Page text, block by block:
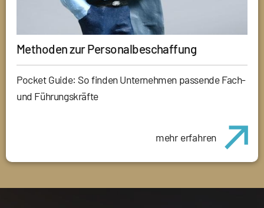
Methoden zur Personalbeschaffung
Pocket Guide: So finden Unternehmen passende Fach-
und Führungskräfte
mehr erfahren